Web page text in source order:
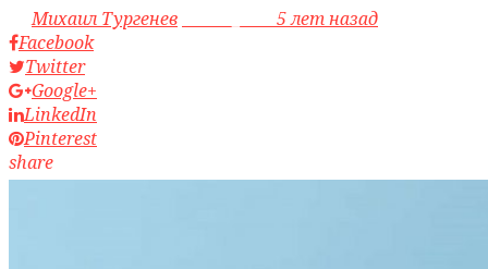
byМихаил Тургенев
5 лет назад
Facebook
Twitter
Google+
LinkedIn
Pinterest
share